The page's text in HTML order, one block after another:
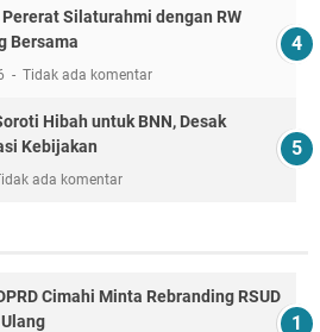
Silaturahmi dengan RW
Bersama
Tidak ada komentar
Hibah untuk BNN, Desak
Kebijakan
ada komentar
Cimahi Minta Rebranding RSUD